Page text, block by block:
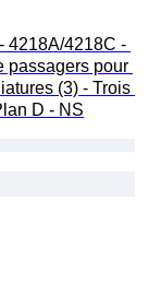
4218A/4218C -
passagers pour
(3) - Trois
D - NS